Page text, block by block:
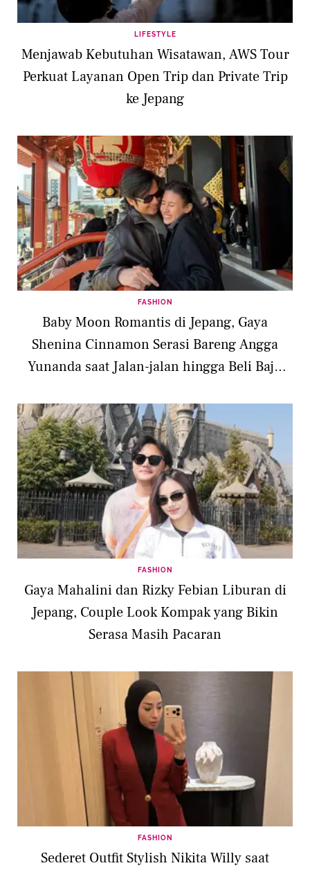
LIFESTYLE
Menjawab Kebutuhan Wisatawan, AWS Tour
Perkuat Layanan Open Trip dan Private Trip
ke Jepang
FASHION
Baby Moon Romantis di Jepang, Gaya
Shenina Cinnamon Serasi Bareng Angga
Yunanda saat Jalan-jalan hingga Beli Baju
FASHION
Gaya Mahalini dan Rizky Febian Liburan di
Jepang, Couple Look Kompak yang Bikin
Serasa Masih Pacaran
FASHION
Sederet Outfit Stylish Nikita Willy saat